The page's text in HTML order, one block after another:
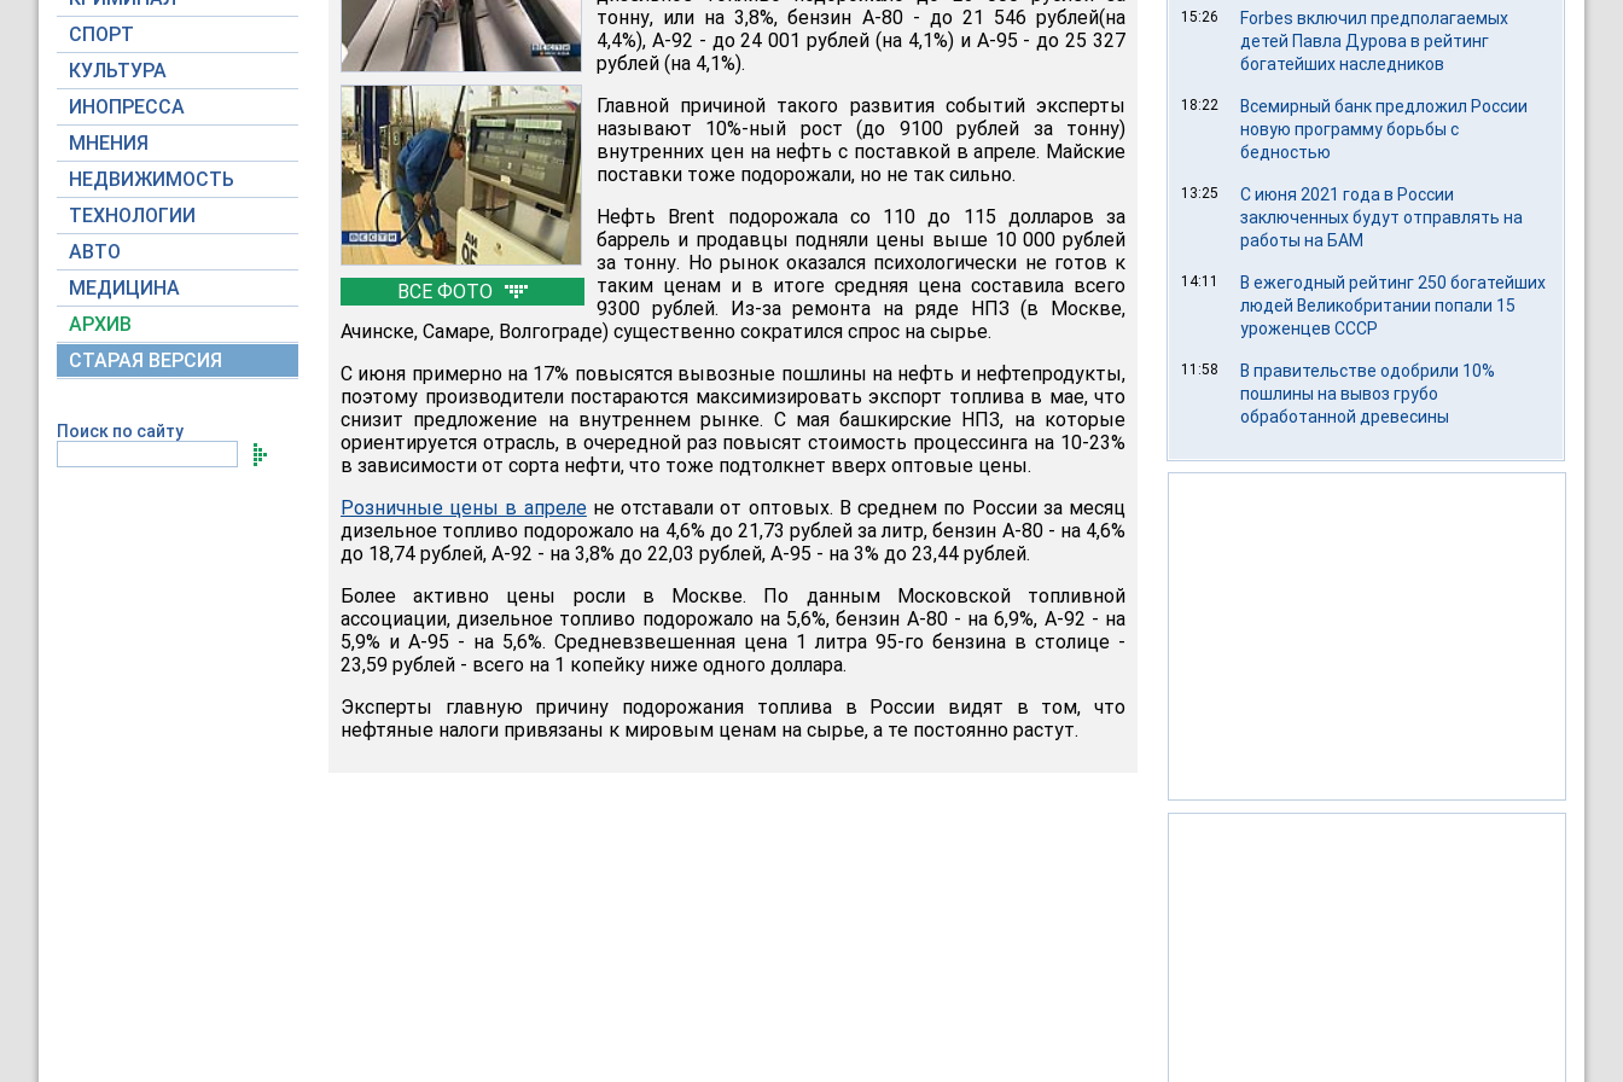
СПОРТ
КУЛЬТУРА
ИНОПРЕССА
МНЕНИЯ
НЕДВИЖИМОСТЬ
ТЕХНОЛОГИИ
АВТО
МЕДИЦИНА
АРХИВ
СТАРАЯ ВЕРСИЯ
Поиск по сайту
ВСЕ ФОТО
тонну, или на 3,8%, бензин А-80 - до 21 546 рублей(на
4,4%), А-92 - до 24 001 рублей (на 4,1%) и А-95 - до 25 327
рублей (на 4,1%).
Главной причиной такого развития событий эксперты
называют 10%-ный рост (до 9100 рублей за тонну)
внутренних цен на нефть с поставкой в апреле. Майские
поставки тоже подорожали, но не так сильно.
Нефть Brent подорожала со 110 до 115 долларов за
баррель и продавцы подняли цены выше 10 000 рублей
за тонну. Но рынок оказался психологически не готов к
таким ценам и в итоге средняя цена составила всего
9300 рублей. Из-за ремонта на ряде НПЗ (в Москве,
Ачинске, Самаре, Волгограде) существенно сократился спрос на сырье.
С июня примерно на 17% повысятся вывозные пошлины на нефть и нефтепродукты,
поэтому производители постараются максимизировать экспорт топлива в мае, что
снизит предложение на внутреннем рынке. С мая башкирские НПЗ, на которые
ориентируется отрасль, в очередной раз повысят стоимость процессинга на 10-23%
в зависимости от сорта нефти, что тоже подтолкнет вверх оптовые цены.
Розничные цены в апрелене отставали от оптовых. В среднем по России за месяц
дизельное топливо подорожало на 4,6% до 21,73 рублей за литр, бензин А-80 - на 4,6%
до 18,74 рублей, А-92 - на 3,8% до 22,03 рублей, А-95 - на 3% до 23,44 рублей.
Более активно цены росли в Москве. По данным Московской топливной
ассоциации, дизельное топливо подорожало на 5,6%, бензин А-80 - на 6,9%, А-92 - на
5,9% и А-95 - на 5,6%. Средневзвешенная цена 1 литра 95-го бензина в столице -
23,59 рублей - всего на 1 копейку ниже одного доллара.
Эксперты главную причину подорожания топлива в России видят в том, что
нефтяные налоги привязаны к мировым ценам на сырье, а те постоянно растут.
15:26
Forbes включил предполагаемых
детей Павла Дурова в рейтинг
богатейших наследников
18:22
Всемирный банк предложил России
новую программу борьбы с
бедностью
13:25
С июня 2021 года в России
заключенных будут отправлять на
работы на БАМ
14:11
В ежегодный рейтинг 250 богатейших
людей Великобритании попали 15
уроженцев СССР
11:58
В правительстве одобрили 10%
пошлины на вывоз грубо
обработанной древесины